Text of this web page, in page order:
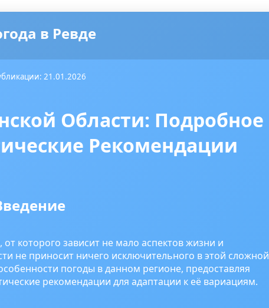
в Ревде
21.01.2026
Области: Подробное
Рекомендации
которого зависит не мало аспектов жизни и
не приносит ничего исключительного в этой сложной
погоды в данном регионе, предоставляя
рекомендации для адаптации к её вариациям.